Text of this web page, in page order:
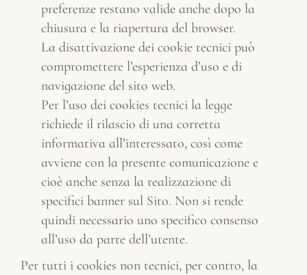
preferenze restano valide anche dopo la
chiusura e la riapertura del browser.
La disattivazione dei cookie tecnici può
compromettere l’esperienza d’uso e di
navigazione del sito web.
Per l’uso dei cookies tecnici la legge
richiede il rilascio di una corretta
informativa all’interessato, così come
avviene con la presente comunicazione e
cioè anche senza la realizzazione di
specifici banner sul Sito. Non si rende
quindi necessario uno specifico consenso
all’uso da parte dell’utente.
Per tutti i cookies non tecnici, per contro, la